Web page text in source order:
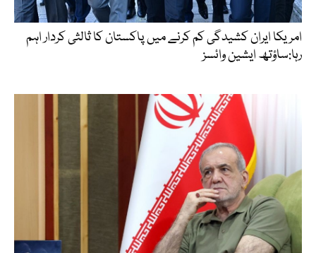
امریکا ایران کشیدگی کم کرنے میں پاکستان کا ثالثی کردار اہم
رہا:ساؤتھ ایشین وائسز